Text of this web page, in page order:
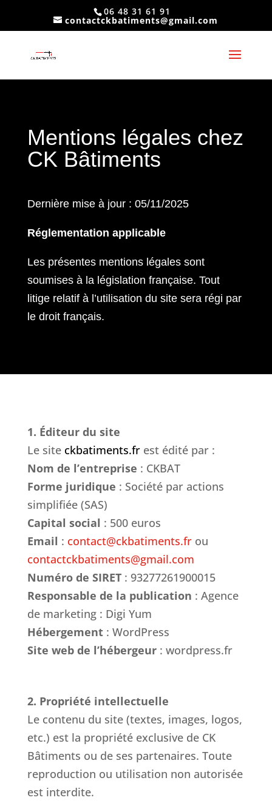
06 48 31 61 91
contactckbatiments@gmail.com
Mentions légales chez
CK Bâtiments
Dernière mise à jour : 05/11/2025
Réglementation applicable
Les présentes mentions légales sont
soumises à la législation française. Tout
litige relatif à l’utilisation du site sera régi par
le droit français.
1. Éditeur du site
Le site ckbatiments.frest édité par :
Nom de l’entreprise : CKBAT
Forme juridique : Société par actions
simplifiée (SAS)
Capital social : 500 euros
Email : contact@ckbatiments.frou
contactckbatiments@gmail.com
Numéro de SIRET: 93277261900015
Responsable de la publication : Agence
de marketing : Digi Yum
Hébergement: WordPress
Site web de l’hébergeur: wordpress.fr
2. Propriété intellectuelle
Le contenu du site (textes, images, logos,
etc.) est la propriété exclusive de CK
Bâtiments ou de ses partenaires. Toute
reproduction ou utilisation non autorisée
est interdite.